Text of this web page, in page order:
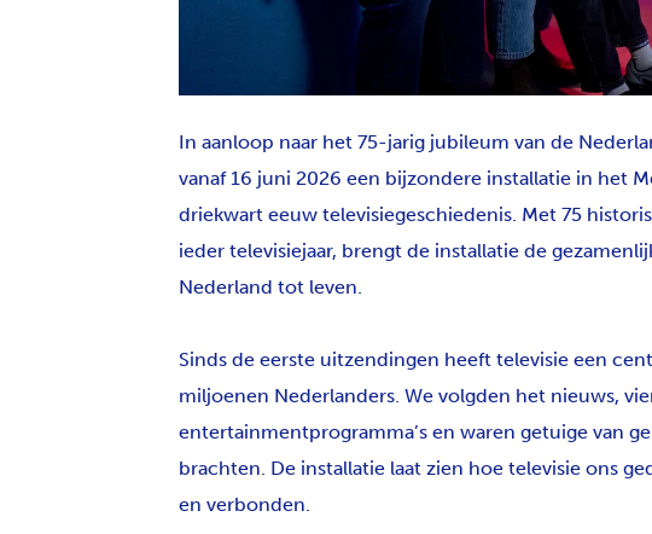
In aanloop naar het 75-jarig jubileum van de
vanaf 16 juni 2026 een bijzondere installatie in het
driekwart eeuw televisiegeschiedenis. Met 75
ieder televisiejaar, brengt de installatie de
Nederland tot leven.
Sinds de eerste uitzendingen heeft televisie een
miljoenen Nederlanders. We volgden het nieuws,
entertainmentprogramma’s en waren getuige van
brachten. De installatie laat zien hoe televisie ons
en verbonden.